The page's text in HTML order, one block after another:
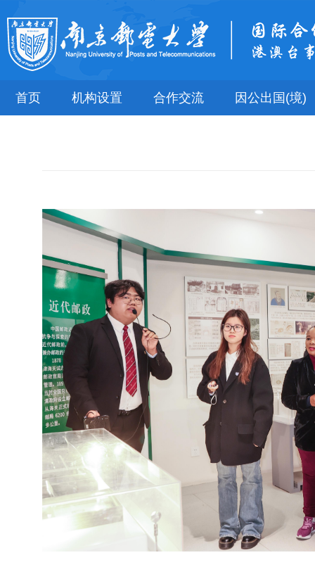
首页 机构设置 合作交流 因公出国(境)